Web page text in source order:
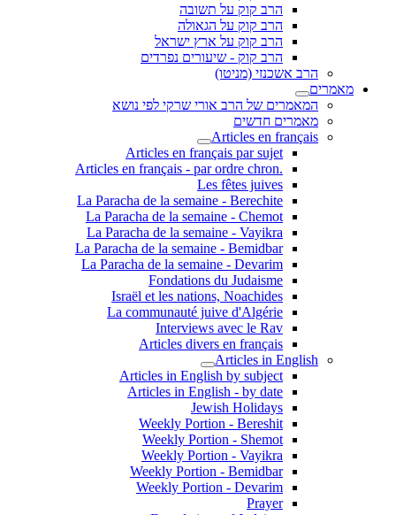
הרב קוק על תשובה
הרב קוק על הגאולה
הרב קוק על ארץ ישראל
הרב קוק - שיעורים נפרדים
הרב אשכנזי (מניטו)
מאמרים
המאמרים של הרב אורי שרקי לפי נושא
מאמרים חדשים
Articles en français
Articles en français par sujet
.Articles en français - par ordre chron
Les fêtes juives
La Paracha de la semaine - Berechite
La Paracha de la semaine - Chemot
La Paracha de la semaine - Vayikra
La Paracha de la semaine - Bemidbar
La Paracha de la semaine - Devarim
Fondations du Judaisme
Israël et les nations, Noachides
La communauté juive d'Algérie
Interviews avec le Rav
Articles divers en français
Articles in English
Articles in English by subject
Articles in English - by date
Jewish Holidays
Weekly Portion - Bereshit
Weekly Portion - Shemot
Weekly Portion - Vayikra
Weekly Portion - Bemidbar
Weekly Portion - Devarim
Prayer